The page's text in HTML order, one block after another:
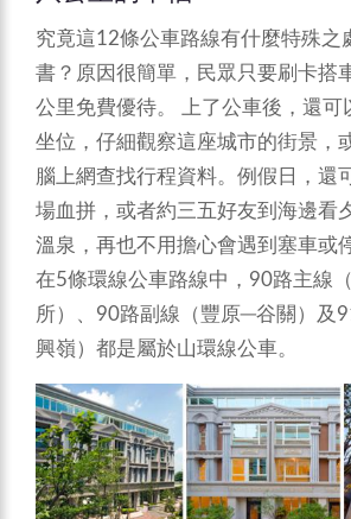
究竟這12條公車路線有什麼特殊之
書？原因很簡單，民眾只要刷卡搭
公里免費優待。
上了公車後，還
坐位，仔細觀察這座城市的街景，
腦上網查找行程資料。例假日，還
場血拼，或者約三五好友到海邊看
溫泉，再也不用擔心會遇到塞車或
在5條環線公車路線中，90路主線
所）、90路副線（豐原─谷關）及
興嶺）都是屬於山環線公車。